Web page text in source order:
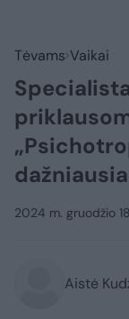
Tėvams Vaikai
2024 m. gruodžio
Aistė